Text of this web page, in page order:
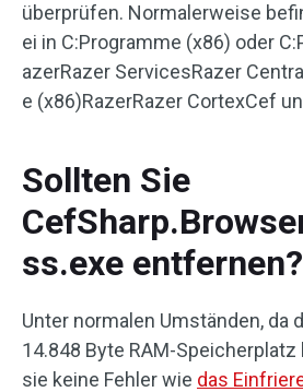
überprüfen. Normalerweise
ei in C:Programme (x86) oder
azerRazer ServicesRazer
e (x86)RazerRazer CortexCef
Sollten Sie
ss.exe entfernen?
Unter normalen Umständen, da
14.848 Byte RAM-
sie keine Fehler wie das